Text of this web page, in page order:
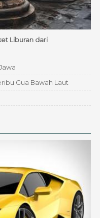
Liburan dari
Gua Bawah Laut